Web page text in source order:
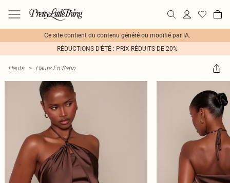
Ce site contient du contenu généré ou modifié par IA.
RÉDUCTIONS D'ÉTÉ : PRIX RÉDUITS DE 20%
Hauts > Hauts En Satin